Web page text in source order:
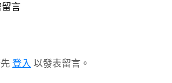
言
登入 以發表留言。